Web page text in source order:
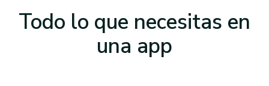
Todo lo que necesitas en
una app